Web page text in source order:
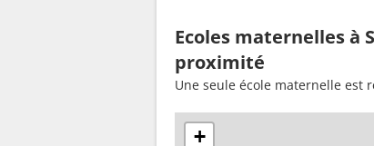
Ecoles maternelles à
proximité
Une seule école maternelle est
+